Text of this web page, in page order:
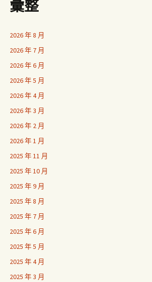
彙整
2026 年 8 月
2026 年 7 月
2026 年 6 月
2026 年 5 月
2026 年 4 月
2026 年 3 月
2026 年 2 月
2026 年 1 月
2025 年 11 月
2025 年 10 月
2025 年 9 月
2025 年 8 月
2025 年 7 月
2025 年 6 月
2025 年 5 月
2025 年 4 月
2025 年 3 月